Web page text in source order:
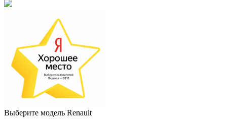
Выберите модель Renault